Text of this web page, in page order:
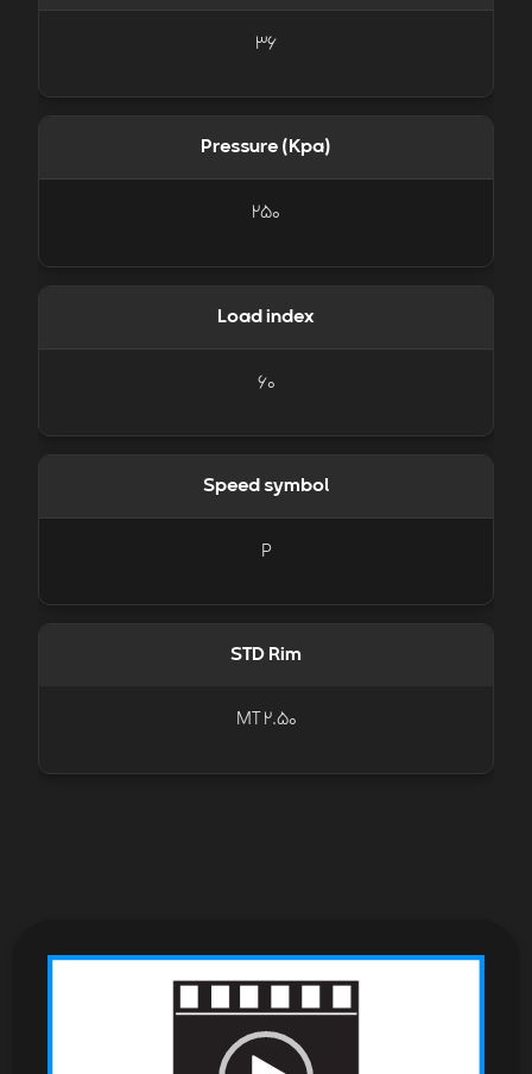
36
Pressure (Kpa)
250
Load index
60
Speed symbol
P
STD Rim
MT 2.50